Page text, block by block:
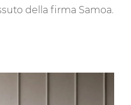
della firma Samoa.